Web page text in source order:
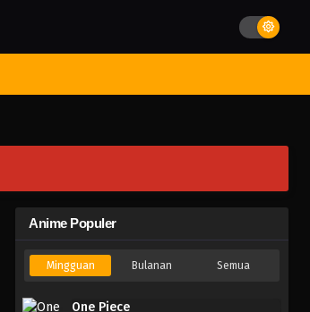
Anime Populer
Mingguan Bulanan Semua
One Piece